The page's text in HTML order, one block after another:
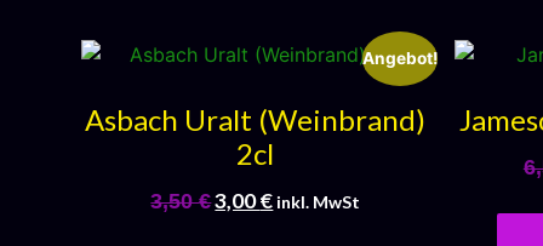
Angebot!
Asbach Uralt (Weinbrand)
2cl
3,50€3,00€ inkl. MwSt